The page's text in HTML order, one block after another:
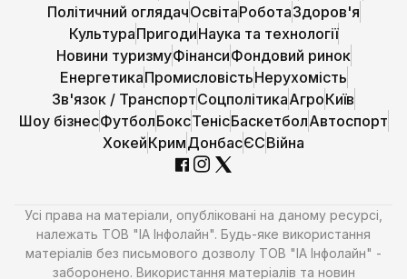
Політичний оглядачОсвітаРоботаЗдоров'я
КультураПригодиНаука та технології
Новини туризмуФінансиФондовий ринок
ЕнергетикаПромисловістьНерухомість
Зв'язок / ТранспортСоцполітикаАгроКиїв
Шоу бізнесФутболБоксТенісБаскетболАвтоспорт
ХокейКримДонбасЄСВійна
Усі права на матеріали, опубліковані на даному ресурсі,
належать ТОВ "ІА Інфолайн". Будь-яке використання
матеріалів без письмового дозволу ТОВ "ІА Інфолайн" -
заборонено. Використання матеріалів та новин